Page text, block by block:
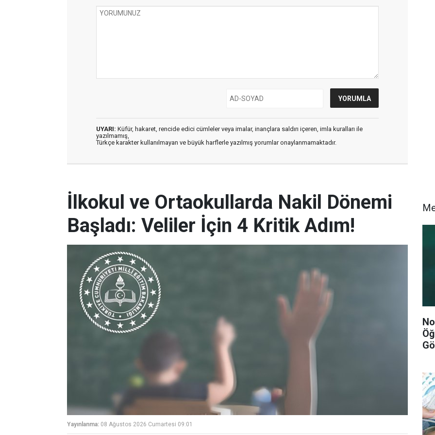
UYARI: Küfür, hakaret, rencide edici cümleler veya imalar, inançlara saldırı içeren, imla kuralları ile
yazılmamış,
Türkçe karakter kullanılmayan ve büyük harflerle yazılmış yorumlar onaylanmamaktadır.
İlkokul ve Ortaokullarda Nakil Dönemi
Başladı: Veliler İçin 4 Kritik Adım!
Yayınlanma: 08 Ağustos 2026 Cumartesi 09:01